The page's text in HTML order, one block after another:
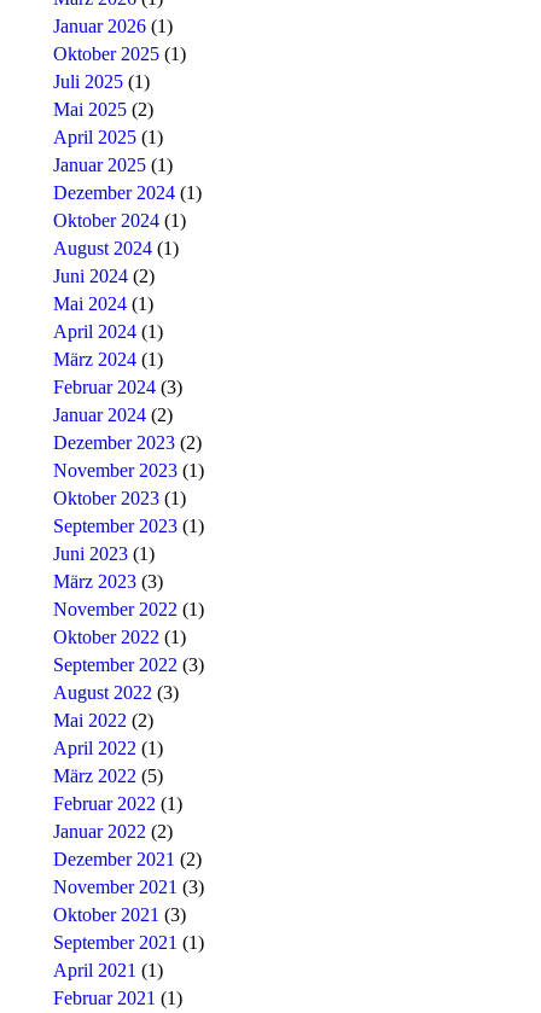
Januar 2026 (1)
Oktober 2025 (1)
Juli 2025 (1)
Mai 2025 (2)
April 2025 (1)
Januar 2025 (1)
Dezember 2024 (1)
Oktober 2024 (1)
August 2024 (1)
Juni 2024 (2)
Mai 2024 (1)
April 2024 (1)
März 2024 (1)
Februar 2024 (3)
Januar 2024 (2)
Dezember 2023 (2)
November 2023 (1)
Oktober 2023 (1)
September 2023 (1)
Juni 2023 (1)
März 2023 (3)
November 2022 (1)
Oktober 2022 (1)
September 2022 (3)
August 2022 (3)
Mai 2022 (2)
April 2022 (1)
März 2022 (5)
Februar 2022 (1)
Januar 2022 (2)
Dezember 2021 (2)
November 2021 (3)
Oktober 2021 (3)
September 2021 (1)
April 2021 (1)
Februar 2021 (1)